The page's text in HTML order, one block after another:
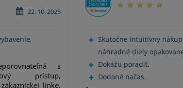
22. 10. 2025
s
prístup,
linke.
Skutočne intuitívny
náhradné diely
Dokážu poradiť.
Dodané načas.